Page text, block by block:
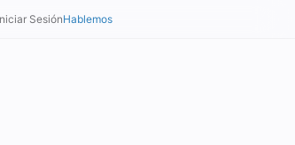
SesiónHablemos